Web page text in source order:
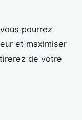
pourrez
et maximiser
de votre